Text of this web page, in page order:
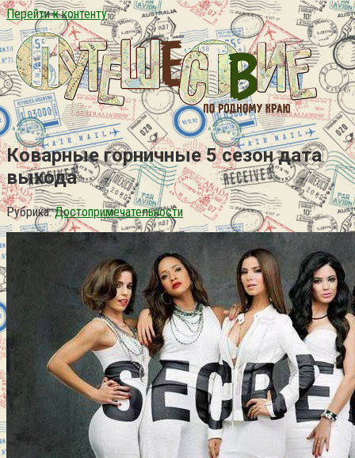
Перейти к контенту
Коварные горничные 5 сезон дата
выхода
Рубрика: Достопримечательности